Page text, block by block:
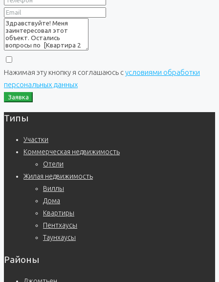
Нажимая эту кнопку я соглашаюсь сусловиями обработки
персональных данных
Заявка
Типы
Участки
Коммерческая недвижимость
Отели
Жилая недвижимость
Виллы
Дома
Квартиры
Пентхаусы
Таунхаусы
Районы